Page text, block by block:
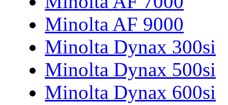
Minolta AF 9000
Minolta Dynax 300si
Minolta Dynax 500si
Minolta Dynax 600si